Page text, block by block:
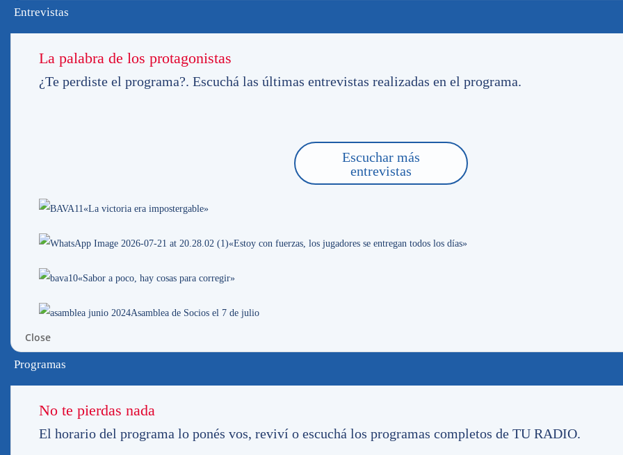
Entrevistas
La palabra de los protagonistas
¿Te perdiste el programa?. Escuchá las últimas entrevistas realizadas en el programa.
Escuchar más
entrevistas
«La victoria era impostergable»
«Estoy con fuerzas, los jugadores se entregan todos los días»
«Sabor a poco, hay cosas para corregir»
Asamblea de Socios el 7 de julio
Close
Programas
No te pierdas nada
El horario del programa lo ponés vos, reviví o escuchá los programas completos de TU RADIO.
Sobre la madrugada del domingo, 5 personas no identificadas lanzaron piedras al ingreso principal de
nuestro Gran Parque Central, por la tribuna José María Delgado. La Comisión de Seguridad del Club
estudia las filmaciones obtenidas en el Parque para intentar identificar a los agresores. El Club buscará a
Fuente oficial:nacional.com.uy
Más noticias con la misma Pasión